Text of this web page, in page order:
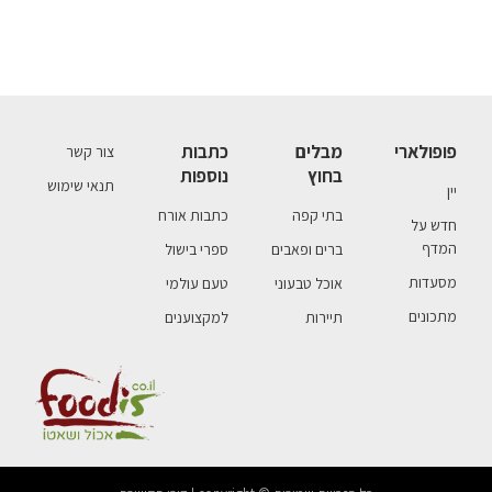
פופולארי
יין
חדש על
המדף
מסעדות
מתכונים
מבלים
בחוץ
בתי קפה
ברים ופאבים
אוכל טבעוני
תיירות
כתבות
נוספות
כתבות אורח
ספרי בישול
טעם עולמי
למקצוענים
צור קשר
תנאי שימוש